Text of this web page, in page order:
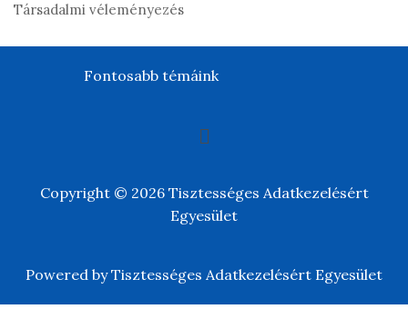
Társadalmi véleményezés
Fontosabb témáink
Copyright © 2026 Tisztességes Adatkezelésért
Egyesület
Powered by Tisztességes Adatkezelésért Egyesület